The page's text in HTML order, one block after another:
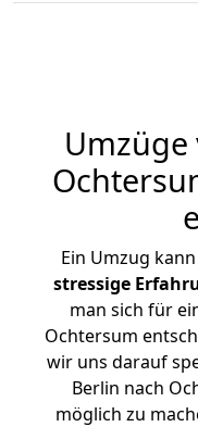
Ein Umzug
stressige
man sich für
Ochtersum
wir uns darauf
Berlin nach
möglich zu